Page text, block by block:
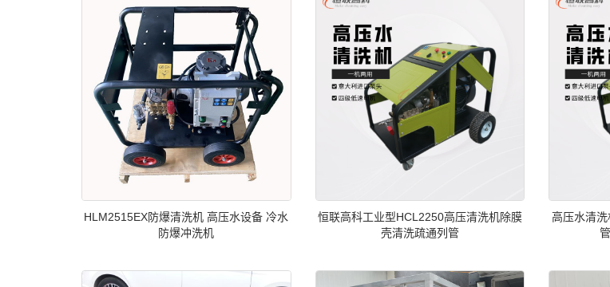
HLM2515EX防爆清洗机 高压水设备 冷水
防爆冲洗机
恒联高科工业型HCL2250高压清洗机除膜
壳清洗疏通列管
高压水清